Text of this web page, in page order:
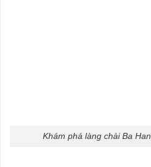
Khám phá làng chài Ba